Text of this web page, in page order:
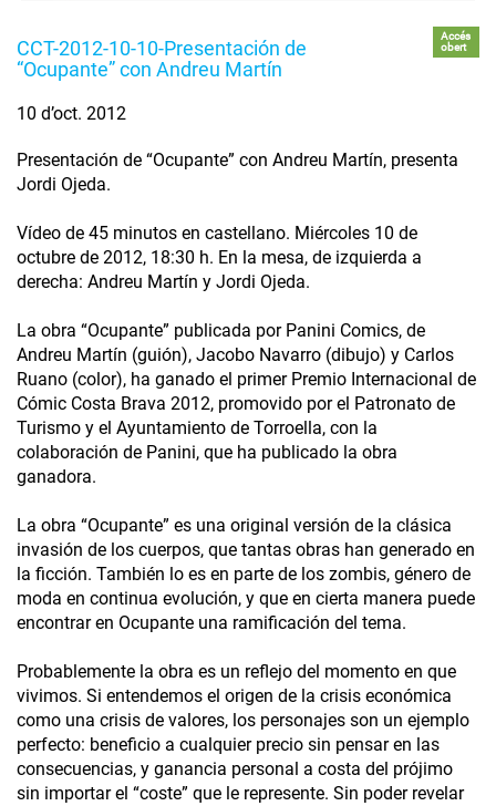
CCT-2012-10-10-Presentación de
“Ocupante” con Andreu Martín
Accés
obert
10 d’oct. 2012
Presentación de “Ocupante” con Andreu Martín, presenta
Jordi Ojeda.
Vídeo de 45 minutos en castellano. Miércoles 10 de
octubre de 2012, 18:30 h. En la mesa, de izquierda a
derecha: Andreu Martín y Jordi Ojeda.
La obra “Ocupante” publicada por Panini Comics, de
Andreu Martín (guión), Jacobo Navarro (dibujo) y Carlos
Ruano (color), ha ganado el primer Premio Internacional de
Cómic Costa Brava 2012, promovido por el Patronato de
Turismo y el Ayuntamiento de Torroella, con la
colaboración de Panini, que ha publicado la obra
ganadora.
La obra “Ocupante” es una original versión de la clásica
invasión de los cuerpos, que tantas obras han generado en
la ficción. También lo es en parte de los zombis, género de
moda en continua evolución, y que en cierta manera puede
encontrar en Ocupante una ramificación del tema.
Probablemente la obra es un reflejo del momento en que
vivimos. Si entendemos el origen de la crisis económica
como una crisis de valores, los personajes son un ejemplo
perfecto: beneficio a cualquier precio sin pensar en las
consecuencias, y ganancia personal a costa del prójimo
sin importar el “coste” que le represente. Sin poder revelar